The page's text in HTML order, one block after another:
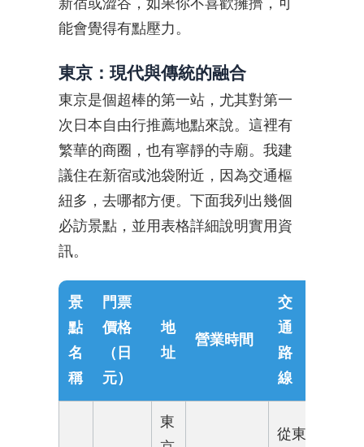
新宿或澀谷，如果你不喜歡擁擠，可
能會覺得有點壓力。
東京：現代與傳統的融合
東京是個超棒的第一站，尤其對第一
次日本自由行推薦地點來說。這裡有
繁華的商圈，也有寧靜的寺廟。我建
議住在新宿或池袋附近，因為交通樞
紐多，去哪都方便。下面我列出幾個
必訪景點，並用表格詳細說明實用資
訊。
景
點
名
稱
門票
價格
（日
元）
地
址
營業時間
交
通
路
線
東
從東